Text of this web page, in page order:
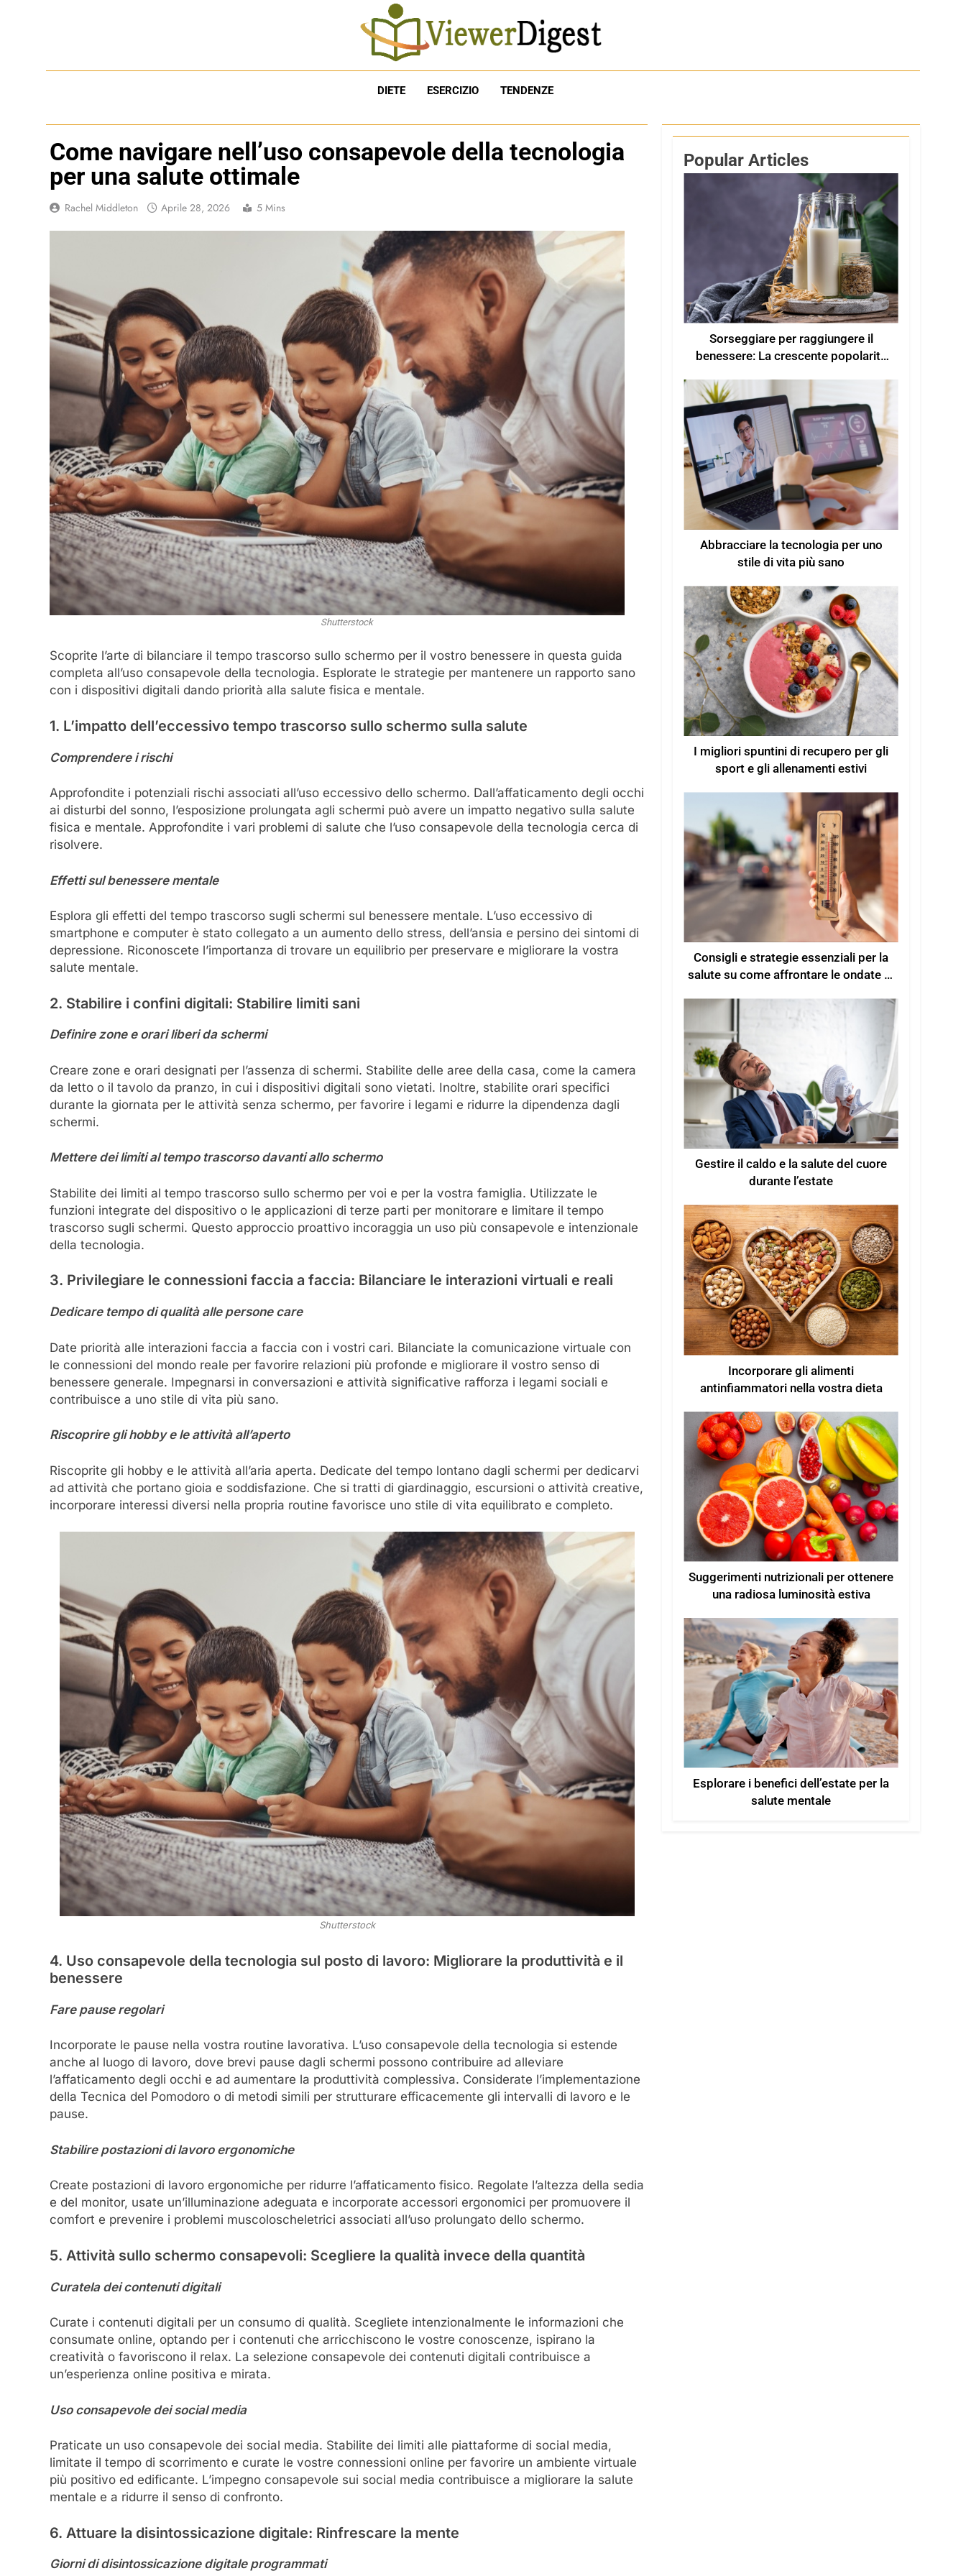
DIETE ESERCIZIO TENDENZE
Come navigare nell’uso consapevole della tecnologia
per una salute ottimale
Rachel Middleton Aprile 28, 2026 5 Mins
Shutterstock
Scoprite l’arte di bilanciare il tempo trascorso sullo schermo per il vostro benessere in questa guida
completa all’uso consapevole della tecnologia. Esplorate le strategie per mantenere un rapporto sano
con i dispositivi digitali dando priorità alla salute fisica e mentale.
1. L’impatto dell’eccessivo tempo trascorso sullo schermo sulla salute
Comprendere i rischi
Approfondite i potenziali rischi associati all’uso eccessivo dello schermo. Dall’affaticamento degli occhi
ai disturbi del sonno, l’esposizione prolungata agli schermi può avere un impatto negativo sulla salute
fisica e mentale. Approfondite i vari problemi di salute che l’uso consapevole della tecnologia cerca di
risolvere.
Effetti sul benessere mentale
Esplora gli effetti del tempo trascorso sugli schermi sul benessere mentale. L’uso eccessivo di
smartphone e computer è stato collegato a un aumento dello stress, dell’ansia e persino dei sintomi di
depressione. Riconoscete l’importanza di trovare un equilibrio per preservare e migliorare la vostra
salute mentale.
2. Stabilire i confini digitali: Stabilire limiti sani
Definire zone e orari liberi da schermi
Creare zone e orari designati per l’assenza di schermi. Stabilite delle aree della casa, come la camera
da letto o il tavolo da pranzo, in cui i dispositivi digitali sono vietati. Inoltre, stabilite orari specifici
durante la giornata per le attività senza schermo, per favorire i legami e ridurre la dipendenza dagli
schermi.
Mettere dei limiti al tempo trascorso davanti allo schermo
Stabilite dei limiti al tempo trascorso sullo schermo per voi e per la vostra famiglia. Utilizzate le
funzioni integrate del dispositivo o le applicazioni di terze parti per monitorare e limitare il tempo
trascorso sugli schermi. Questo approccio proattivo incoraggia un uso più consapevole e intenzionale
della tecnologia.
3. Privilegiare le connessioni faccia a faccia: Bilanciare le interazioni virtuali e reali
Dedicare tempo di qualità alle persone care
Date priorità alle interazioni faccia a faccia con i vostri cari. Bilanciate la comunicazione virtuale con
le connessioni del mondo reale per favorire relazioni più profonde e migliorare il vostro senso di
benessere generale. Impegnarsi in conversazioni e attività significative rafforza i legami sociali e
contribuisce a uno stile di vita più sano.
Riscoprire gli hobby e le attività all’aperto
Riscoprite gli hobby e le attività all’aria aperta. Dedicate del tempo lontano dagli schermi per dedicarvi
ad attività che portano gioia e soddisfazione. Che si tratti di giardinaggio, escursioni o attività creative,
incorporare interessi diversi nella propria routine favorisce uno stile di vita equilibrato e completo.
Shutterstock
4. Uso consapevole della tecnologia sul posto di lavoro: Migliorare la produttività e il
benessere
Fare pause regolari
Incorporate le pause nella vostra routine lavorativa. L’uso consapevole della tecnologia si estende
anche al luogo di lavoro, dove brevi pause dagli schermi possono contribuire ad alleviare
l’affaticamento degli occhi e ad aumentare la produttività complessiva. Considerate l’implementazione
della Tecnica del Pomodoro o di metodi simili per strutturare efficacemente gli intervalli di lavoro e le
pause.
Stabilire postazioni di lavoro ergonomiche
Create postazioni di lavoro ergonomiche per ridurre l’affaticamento fisico. Regolate l’altezza della sedia
e del monitor, usate un’illuminazione adeguata e incorporate accessori ergonomici per promuovere il
comfort e prevenire i problemi muscoloscheletrici associati all’uso prolungato dello schermo.
5. Attività sullo schermo consapevoli: Scegliere la qualità invece della quantità
Curatela dei contenuti digitali
Curate i contenuti digitali per un consumo di qualità. Scegliete intenzionalmente le informazioni che
consumate online, optando per i contenuti che arricchiscono le vostre conoscenze, ispirano la
creatività o favoriscono il relax. La selezione consapevole dei contenuti digitali contribuisce a
un’esperienza online positiva e mirata.
Uso consapevole dei social media
Praticate un uso consapevole dei social media. Stabilite dei limiti alle piattaforme di social media,
limitate il tempo di scorrimento e curate le vostre connessioni online per favorire un ambiente virtuale
più positivo ed edificante. L’impegno consapevole sui social media contribuisce a migliorare la salute
mentale e a ridurre il senso di confronto.
6. Attuare la disintossicazione digitale: Rinfrescare la mente
Giorni di disintossicazione digitale programmati
Popular Articles
Sorseggiare per raggiungere il
benessere: La crescente popolarità
Abbracciare la tecnologia per uno
stile di vita più sano
I migliori spuntini di recupero per gli
sport e gli allenamenti estivi
Consigli e strategie essenziali per la
salute su come affrontare le ondate di
Gestire il caldo e la salute del cuore
durante l’estate
Incorporare gli alimenti
antinfiammatori nella vostra dieta
Suggerimenti nutrizionali per ottenere
una radiosa luminosità estiva
Esplorare i benefici dell’estate per la
salute mentale